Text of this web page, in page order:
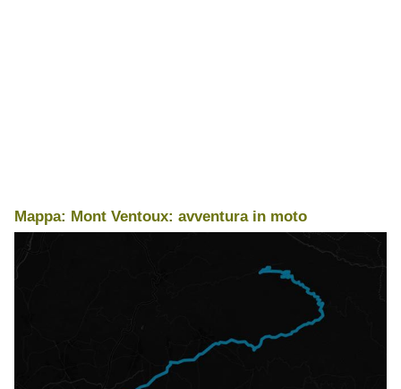
Mappa: Mont Ventoux: avventura in moto